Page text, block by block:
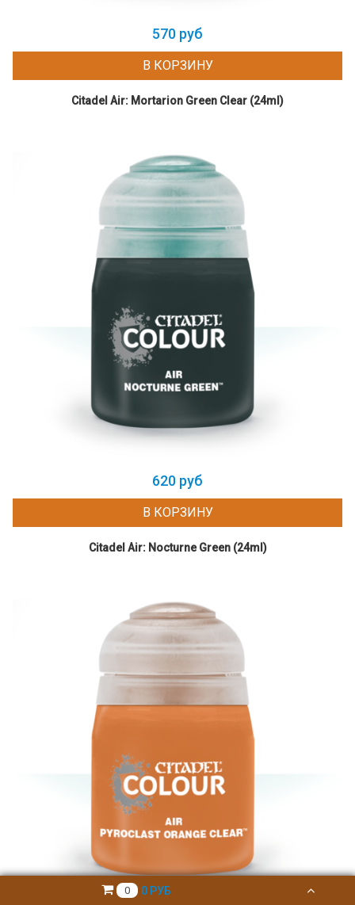
570 руб
В КОРЗИНУ
Citadel Air: Mortarion Green Clear (24ml)
620 руб
В КОРЗИНУ
Citadel Air: Nocturne Green (24ml)
0 0 РУБ